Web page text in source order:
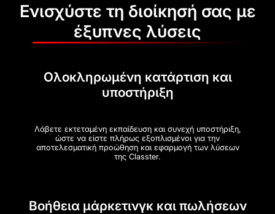
Ενισχύστε τη διοίκησή σας με
έξυπνες λύσεις
Ολοκληρωμένη κατάρτιση και
υποστήριξη
Λάβετε εκτεταμένη εκπαίδευση και συνεχή υποστήριξη,
ώστε να είστε πλήρως εξοπλισμένοι για την
αποτελεσματική προώθηση και εφαρμογή των λύσεων
της Classter.
Βοήθεια μάρκετινγκ και πωλήσεων